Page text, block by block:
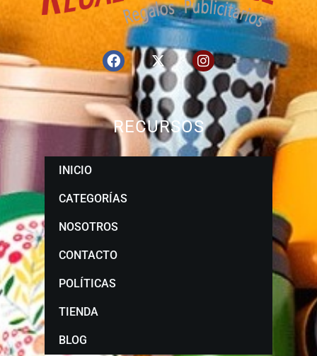
RECURSOS
INICIO
CATEGORÍAS
NOSOTROS
CONTACTO
POLÍTICAS
TIENDA
BLOG